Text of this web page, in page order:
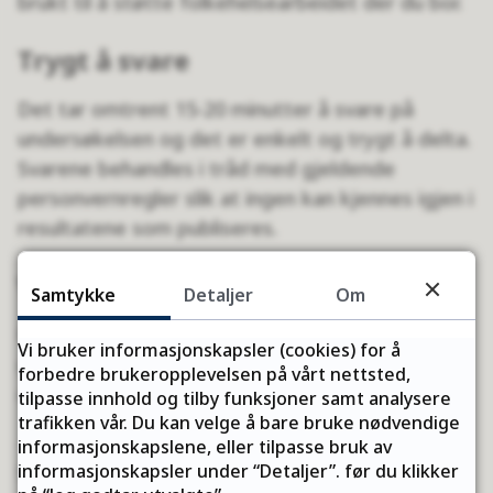
Trygt å svare
Det tar omtrent 15-20 minutter å svare på
undersøkelsen og det er enkelt og trygt å delta.
Svarene behandles i tråd med gjeldende
personvernregler slik at ingen kan kjennes igjen i
resultatene som publiseres.
Viktig at du svarer
grunnlag for videre folkehelsearbeid både lokalt
og regionalt.
– Vi håper at mange tar seg tid til å svare.
Svarene vil være nyttig for fylkeskommunen og
Samtykke Detaljer Om
Vi bruker informasjonskapsler (cookies) for å
forbedre brukeropplevelsen på vårt nettsted,
tilpasse innhold og tilby funksjoner samt analysere
trafikken vår. Du kan velge å bare bruke nødvendige
informasjonskapslene, eller tilpasse bruk av
informasjonskapsler under “Detaljer”. før du klikker